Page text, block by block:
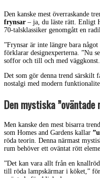
Den kanske mest överraskande
frynsar – ja, du läste rätt. Enligt
70-talsklassiker genomgått en
”Frynsar är inte längre bara
förklarar designexperterna. ”Nu
soffor och till och med
Det som gör denna trend särskilt
nostalgi med modern
Den mystiska ”oväntade
Men kanske den mest bisarra
som Homes and Gardens kallar
röda teorin. Denna närmast
rum behöver ett oväntat rött
”Det kan vara allt från en
till röda lampskärmar i köket,”